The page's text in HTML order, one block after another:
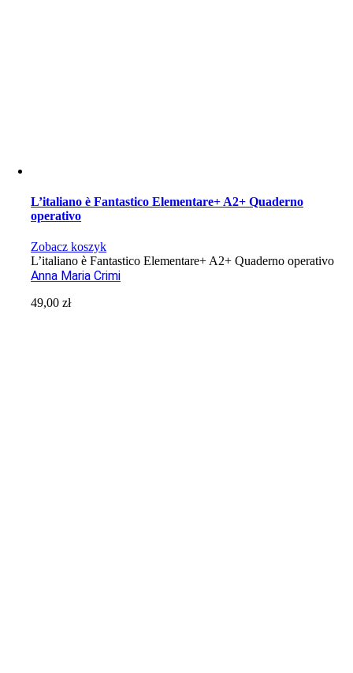
L’italiano è Fantastico Elementare+ A2+ Quaderno
operativo
Zobacz koszyk
L’italiano è Fantastico Elementare+ A2+ Quaderno operativo
Anna Maria Crimi
49,00zł